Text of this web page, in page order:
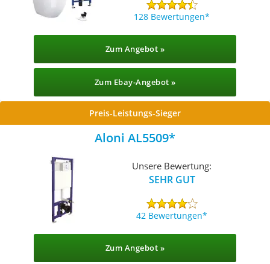
128 Bewertungen
Zum Angebot »
Zum Ebay-Angebot »
Preis-Leistungs-Sieger
Aloni AL5509
Unsere Bewertung:
SEHR GUT
42 Bewertungen
Zum Angebot »